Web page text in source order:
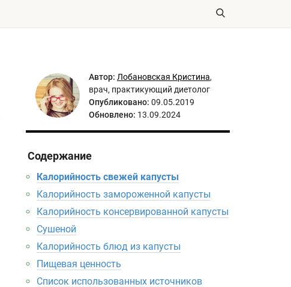
Автор: Лобановская Кристина,
врач, практикующий диетолог
Опубликовано: 09.05.2019
Обновлено: 13.09.2024
Содержание
Калорийность свежей капусты
Калорийность замороженной капусты
Калорийность консервированной капусты
Сушеной
Калорийность блюд из капусты
Пищевая ценность
Список использованных источников